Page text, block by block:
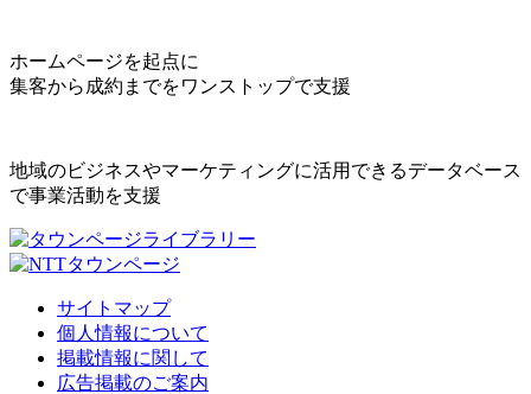
ホームページを起点に
集客から成約までをワンストップで支援
地域のビジネスやマーケティングに活用できるデータベース
で事業活動を支援
サイトマップ
個人情報について
掲載情報に関して
広告掲載のご案内